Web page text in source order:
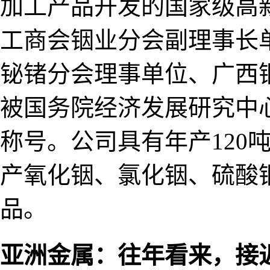
加工产品开发的国家级
工商会铟业分会副理事
铋锗分会理事单位、广西
被国务院经济发展研究中
称号。公司具有年产120
产氧化铟、氯化铟、硫
品。
亚洲金属：往年看来，接